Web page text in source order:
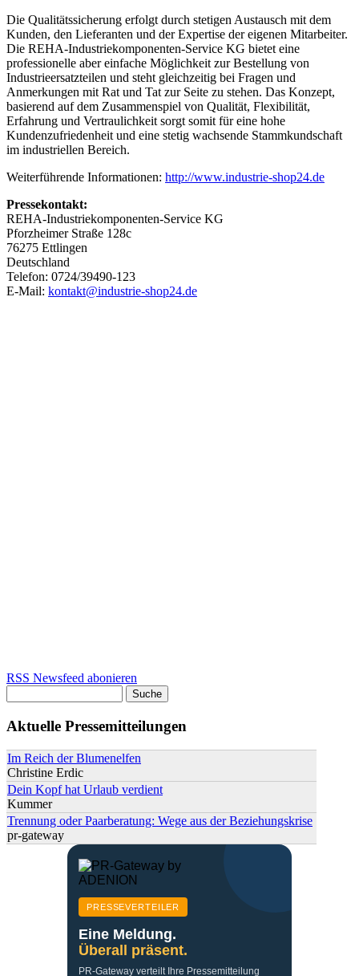
Die Qualitätssicherung erfolgt durch stetigen Austausch mit dem
Kunden, den Lieferanten und der Expertise der eigenen Mitarbeiter.
Die REHA-Industriekomponenten-Service KG bietet eine
professionelle aber einfache Möglichkeit zur Bestellung von
Industrieersatzteilen und steht gleichzeitig bei Fragen und
Anmerkungen mit Rat und Tat zur Seite zu stehen. Das Konzept,
basierend auf dem Zusammenspiel von Qualität, Flexibilität,
Erfahrung und Vertraulichkeit sorgt somit für eine hohe
Kundenzufriedenheit und eine stetig wachsende Stammkundschaft
im industriellen Bereich.
Weiterführende Informationen: http://www.industrie-shop24.de
Pressekontakt:
REHA-Industriekomponenten-Service KG
Pforzheimer Straße 128c
76275 Ettlingen
Deutschland
Telefon: 0724/39490-123
E-Mail: kontakt@industrie-shop24.de
RSS Newsfeed abonieren
Aktuelle Pressemitteilungen
Im Reich der Blumenelfen
Christine Erdic
Dein Kopf hat Urlaub verdient
Kummer
Trennung oder Paarberatung: Wege aus der Beziehungskrise
pr-gateway
PRESSEVERTEILER
Eine Meldung.
Überall präsent.
PR-Gateway verteilt Ihre Pressemitteilung